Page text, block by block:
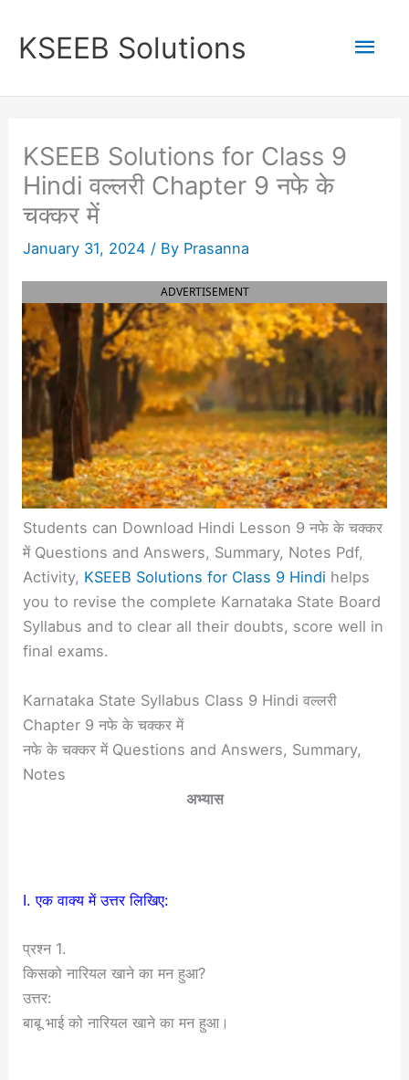
content
KSEEB Solutions
KSEEB Solutions for Class 9
Hindi वल्लरी Chapter 9 नफे के
चक्कर में
January 31, 2024 / By Prasanna
ADVERTISEMENT
Students can Download Hindi Lesson 9 नफे के चक्कर
में Questions and Answers, Summary, Notes Pdf,
Activity, KSEEB Solutions for Class 9 Hindi helps
you to revise the complete Karnataka State Board
Syllabus and to clear all their doubts, score well in
final exams.
Karnataka State Syllabus Class 9 Hindi वल्लरी
Chapter 9 नफे के चक्कर में
नफे के चक्कर में Questions and Answers, Summary,
Notes
अभ्यास
I. एक वाक्य में उत्तर लिखिए:
प्रश्न 1.
किसको नारियल खाने का मन हुआ?
उत्तर:
बाबू भाई को नारियल खाने का मन हुआ।